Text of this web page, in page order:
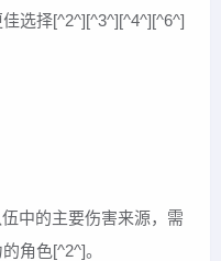
选择[^2^][^3^][^4^][^6^]
中的主要伤害来源，需
角色[^2^]。